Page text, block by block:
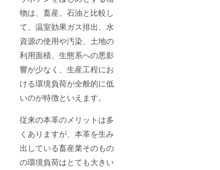
物は、畜産、石油と比較し
て、温室効果ガス排出、水
資源の使用や汚染、土地の
利用面積、生態系への悪影
響が少なく、生産工程にお
ける環境負荷が全般的に低
いのが特徴といえます。
従来の本革のメリットは多
くありますが、本革を生み
出している畜産業そのもの
の環境負荷はとても大きい